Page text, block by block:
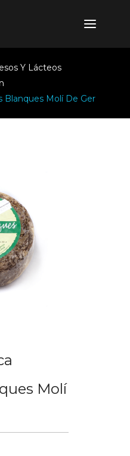
Y Lácteos
Blanques Molí De Ger
Molí